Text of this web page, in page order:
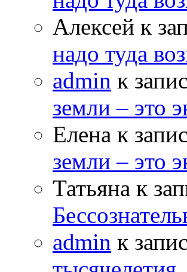
Алексей к
надо туда
admin к
земли – это
Елена к
земли – это
Татьяна к
admin к